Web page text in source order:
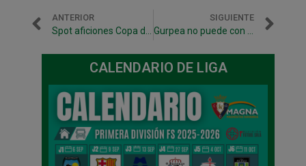
ANTERIOR
Spot aficiones Copa de España Ciudad Real 2015
SIGUIENTE
Gurpea no puede con el líder en la despedida de Igor (1-5)
CALENDARIO DE LIGA